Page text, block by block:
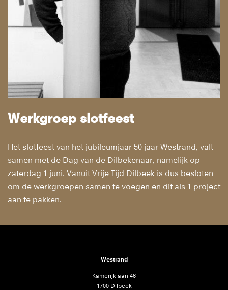
Werkgroep slotfeest
Het slotfeest van het jubileumjaar 50 jaar Westrand, valt
samen met de Dag van de Dilbekenaar, namelijk op
zaterdag 1 juni. Vanuit Vrije Tijd Dilbeek is dus besloten
om de werkgroepen samen te voegen en dit als 1 project
aan te pakken.
Westrand
Kamerijklaan 46
1700 Dilbeek